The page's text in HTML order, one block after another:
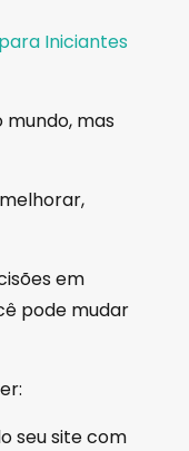
Iniciantes
mundo, mas
em
pode mudar
seu site com